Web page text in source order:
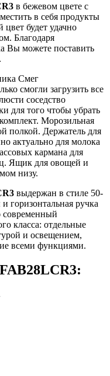
в бежевом цвете с
в себя продукты
будет удачно
Благодаря
Вы можете поставить
Смег
смогли загрузить все
соседство
для того чтобы убрать
Морозильная
полкой. Держатель для
актуально для молока
кармана для
Ящик для овощей и
низу.
выдержан в стиле 50-
горизонтальная ручка
современный
класса: отдельные
и освещением,
всеми функциями.